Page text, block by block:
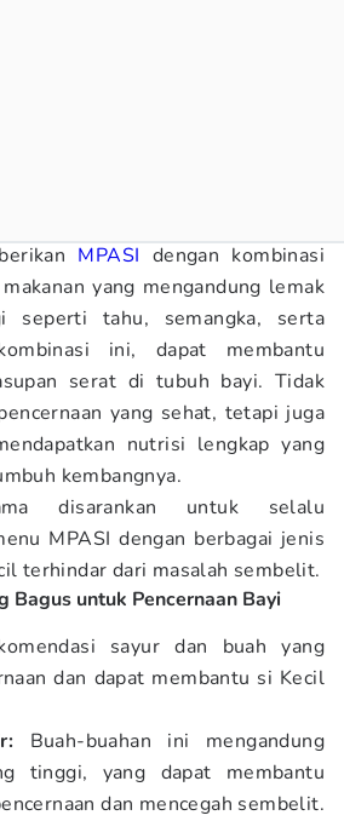
MPASI dengan kombinasi
yang mengandung lemak
seperti tahu, semangka, serta
ini, dapat membantu
serat di tubuh bayi. Tidak
yang sehat, tetapi juga
nutrisi lengkap yang
kembangnya.
disarankan untuk selalu
MPASI dengan berbagai jenis
terhindar dari masalah sembelit.
Bagus untuk Pencernaan Bayi
sayur dan buah yang
dan dapat membantu si Kecil
Buah-buahan ini mengandung
tinggi, yang dapat membantu
dan mencegah sembelit.